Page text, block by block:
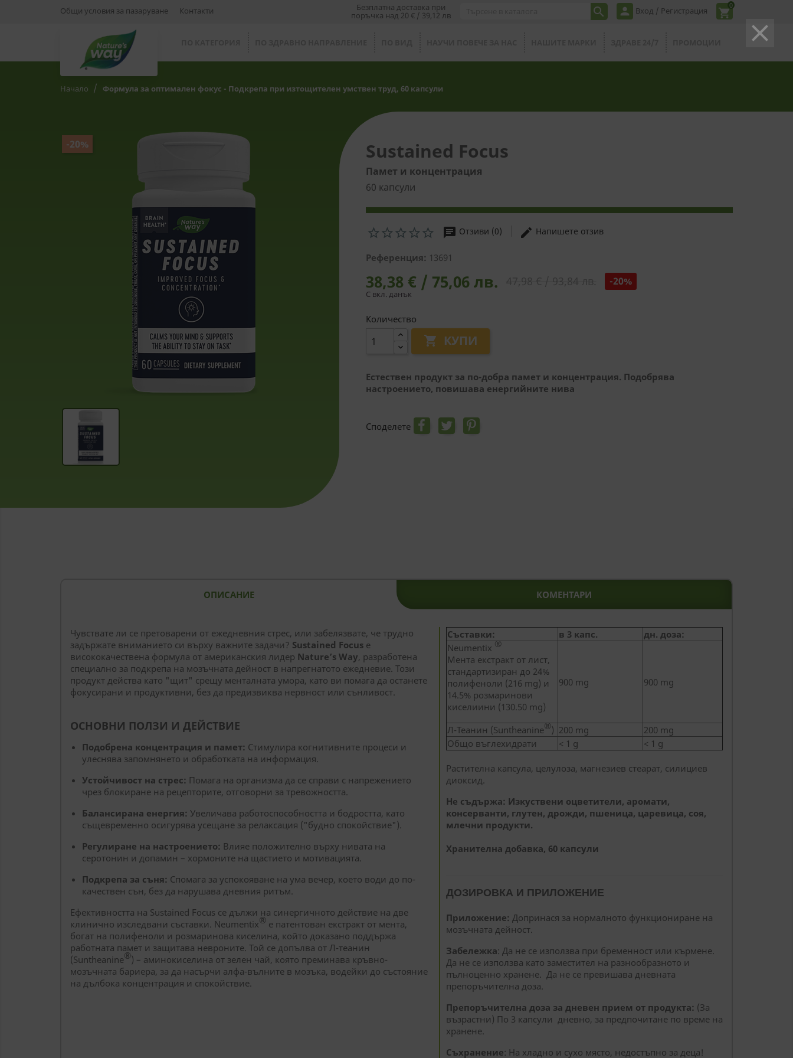
Общи условия за пазаруване Контакти Безплатна доставка при
поръчка над 20 € / 39,12 лв  person Вход / Регистрация shopping_cart
0
Начало Формула за оптимален фокус - Подкрепа при изтощителен умствен труд, 60 капсули
-20% Sustained Focus
Памет и концентрация
60 капсули
chat Отзиви (0) edit Напишете отзив
Референция: 13691
38,38 € / 75,06 лв. -20%
С вкл. данък
Количество
 КУПИ
Естествен продукт за по-добра памет и концентрация. Подобрява
настроението, повишава енергийните нива
Споделете
ОПИСАНИЕ КОМЕНТАРИ
Чувствате ли се претоварени от ежедневния стрес, или забелязвате, че трудно
задържате вниманието си върху важните задачи? Sustained Focus е
висококачествена формула от американския лидер Nature’s Way, разработена
специално за подкрепа на мозъчната дейност в напрегнатото ежедневие. Този
продукт действа като "щит" срещу менталната умора, като ви помага да останете
фокусирани и продуктивни, без да предизвиква нервност или сънливост.
ОСНОВНИ ПОЛЗИ И ДЕЙСТВИЕ
Подобрена концентрация и памет: Стимулира когнитивните процеси и
улеснява запомнянето и обработката на информация.
Устойчивост на стрес: Помага на организма да се справи с напрежението
чрез блокиране на рецепторите, отговорни за тревожността.
Балансирана енергия: Увеличава работоспособността и бодростта, като
същевременно осигурява усещане за релаксация ("будно спокойствие").
Регулиране на настроението: Влияе положително върху нивата на
серотонин и допамин – хормоните на щастието и мотивацията.
Подкрепа за съня: Спомага за успокояване на ума вечер, което води до по-
качествен сън, без да нарушава дневния ритъм.
Ефективността на Sustained Focus се дължи на синергичното действие на две
клинично изследвани съставки. Neumentix® е патентован екстракт от мента,
богат на полифеноли и розмаринова киселина, който доказано поддържа
работната памет и защитава невроните. Той се допълва от Л-теанин
(Suntheanine®) – аминокиселина от зелен чай, която преминава кръвно-
мозъчната бариера, за да насърчи алфа-вълните в мозъка, водейки до състояние
на дълбока концентрация и спокойствие.
Съставки: в 3 капс.
дн. доза:
Neumentix ®
Мента екстракт от лист,
стандартизиран до 24%
полифеноли (216 mg) и
14.5% розмаринови
киселиини (130.50 mg)
900 mg 900 mg
Л-Теанин (Suntheanine®) 200 mg
200 mg
Общо въглехидрати
< 1 g < 1 g
Растителна капсула, целулоза, магнезиев стеарат, силициев
диоксид.
Не съдържа: Изкуствени оцветители, аромати,
консерванти, глутен, дрожди, пшеница, царевица, соя,
млечни продукти.
Хранителна добавка, 60 капсули
ДОЗИРОВКА И ПРИЛОЖЕНИЕ
Приложение: Допринася за нормалното функциониране на
мозъчната дейност.
Забележка: Да не се използва при бременност или кърмене.
Да не се използва като заместител на разнообразното и
пълноценно хранене. Да не се превишава дневната
препоръчителна доза.
Препоръчителна доза за дневен прием от продукта: (За
възрастни) По 3 капсули дневно, за предпочитане по време на
хранене.
Съхранение: На хладно и сухо място, недостъпно за деца!
clear